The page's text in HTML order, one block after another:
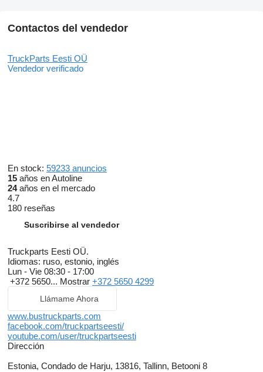
Contactos del vendedor
TruckParts Eesti OÜ
Vendedor verificado
En stock: 59233 anuncios
15 años en Autoline
24años en el mercado
4.7
180 reseñas
Suscribirse al vendedor
Truckparts Eesti OÜ.
Idiomas: ruso, estonio, inglés
Lun - Vie 08:30 - 17:00
+372 5650... Mostrar +372 5650 4299
Llámame Ahora
www.bustruckparts.com
facebook.com/truckpartseesti/
youtube.com/user/truckpartseesti
Dirección
Estonia, Condado de Harju, 13816, Tallinn, Betooni 8